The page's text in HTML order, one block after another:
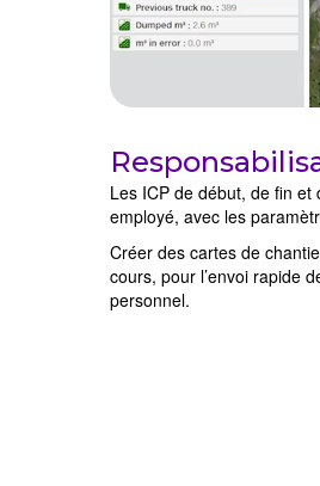
Les ICP de début, de fin et
employé, avec les
Créer des cartes de
cours, pour l’envoi rapide
personnel.